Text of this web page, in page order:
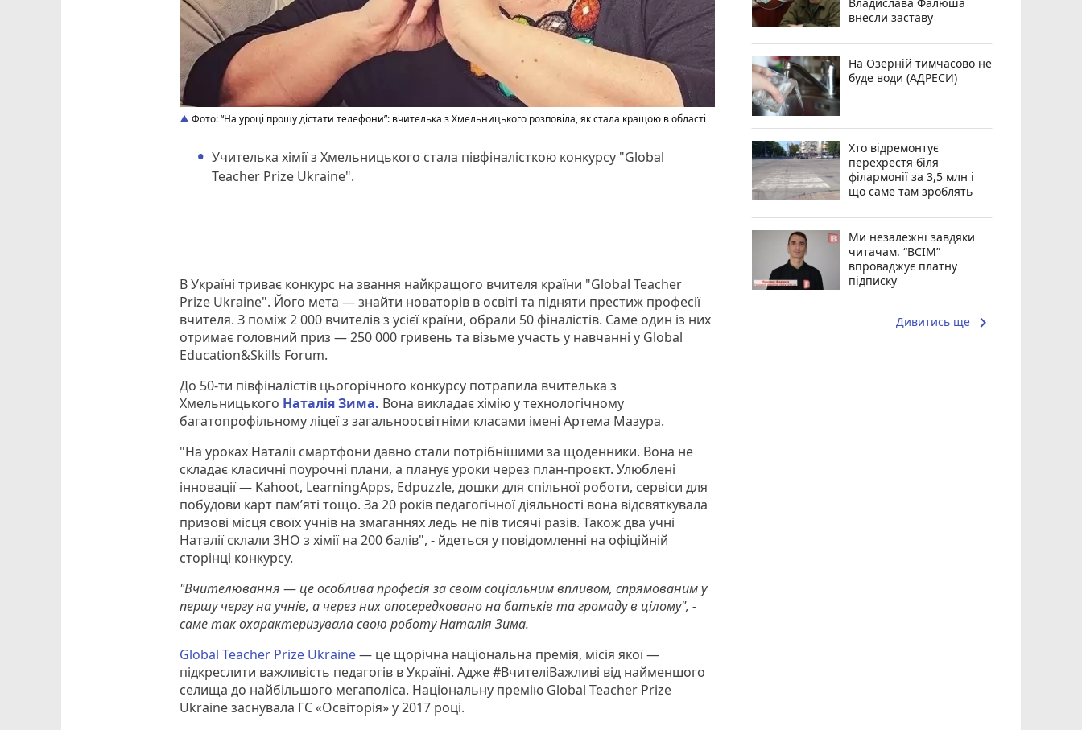
Фото: “На уроці прошу дістати телефони”: вчителька з Хмельницького розповіла, як стала кращою в області
Учителька хімії з Хмельницького стала півфіналісткою конкурсу "Global
Teacher Prize Ukraine".
В Україні триває конкурс на звання найкращого вчителя країни "Global Teacher
Prize Ukraine". Його мета — знайти новаторів в освіті та підняти престиж професії
вчителя. З поміж 2 000 вчителів з усієї країни, обрали 50 фіналістів. Саме один із них
отримає головний приз — 250 000 гривень та візьме участь у навчанні у Global
Education&Skills Forum.
До 50-ти півфіналістів цьогорічного конкурсу потрапила вчителька з
Хмельницького Наталія Зима. Вона викладає хімію у технологічному
багатопрофільному ліцеї з загальноосвітніми класами імені Артема Мазура.
"На уроках Наталії смартфони давно стали потрібнішими за щоденники. Вона не
складає класичні поурочні плани, а планує уроки через план-проєкт. Улюблені
інновації — Kahoot, LearningApps, Edpuzzle, дошки для спільної роботи, сервіси для
побудови карт пам’яті тощо. За 20 років педагогічної діяльності вона відсвяткувала
призові місця своїх учнів на змаганнях ледь не пів тисячі разів. Також два учні
Наталії склали ЗНО з хімії на 200 балів", - йдеться у повідомленні на офіційній
сторінці конкурсу.
"Вчителювання— це особлива професія за своїм соціальним впливом, спрямованим у
першу чергу на учнів, а через них опосередковано на батьків та громаду в цілому", -
саме так охарактеризувала свою роботу Наталія Зима.
Global Teacher Prize Ukraine— це щорічна національна премія, місія якої —
підкреслити важливість педагогів в Україні. Адже #ВчителіВажливі від найменшого
селища до найбільшого мегаполіса. Національну премію Global Teacher Prize
Ukraine заснувала ГС «Освіторія» у 2017 році.
внесли заставу
На Озерній тимчасово не
буде води (АДРЕСИ)
Хто відремонтує
перехрестя біля
філармонії за 3,5 млн і
що саме там зроблять
Ми незалежні завдяки
читачам. “ВСІМ”
впроваджує платну
підписку
Дивитись ще keyboard_arrow_right